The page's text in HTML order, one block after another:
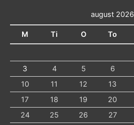
august 2026
M Ti O To
3
4 5 6
10
11 12 13
17
18 19 20
24
25 26 27